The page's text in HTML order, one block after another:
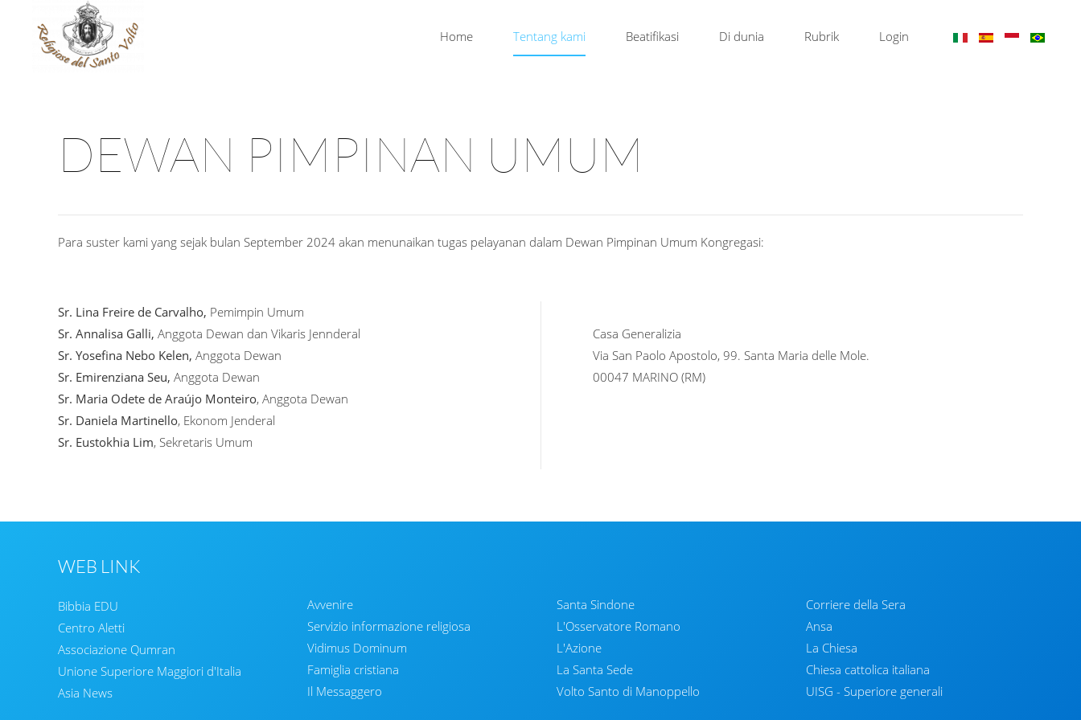
Home Tentang kami Beatifikasi Di dunia Rubrik Login
DEWAN PIMPINAN UMUM
Para suster kami yang sejak bulan September 2024 akan menunaikan tugas pelayanan dalam Dewan Pimpinan Umum Kongregasi:
Sr. Lina Freire de Carvalho, Pemimpin Umum
Sr. Annalisa Galli, Anggota Dewan dan Vikaris Jennderal
Sr. Yosefina Nebo Kelen, Anggota Dewan
Sr. Emirenziana Seu, Anggota Dewan
Sr. Maria Odete de Araújo Monteiro, Anggota Dewan
Sr. Daniela Martinello, Ekonom Jenderal
Sr. Eustokhia Lim, Sekretaris Umum
Casa Generalizia
Via San Paolo Apostolo, 99. Santa Maria delle Mole.
00047 MARINO (RM)
WEB LINK
Bibbia EDU
Centro Aletti
Associazione Qumran
Unione Superiore Maggiori d'Italia
Asia News
Avvenire
Servizio informazione religiosa
Vidimus Dominum
Famiglia cristiana
Il Messaggero
Santa Sindone
L'Osservatore Romano
L'Azione
La Santa Sede
Volto Santo di Manoppello
Corriere della Sera
Ansa
La Chiesa
Chiesa cattolica italiana
UISG - Superiore generali